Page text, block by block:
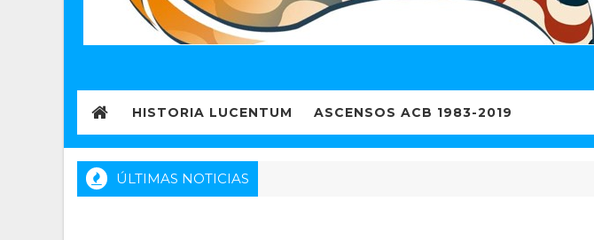
HISTORIA LUCENTUM ASCENSOS ACB 1983-2019
ÚLTIMAS NOTICIAS